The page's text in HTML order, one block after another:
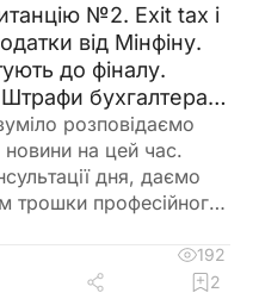
№2. Exit tax і
від Мінфіну.
до фіналу.
бухгалтерам
від 07.08.2026
розповідаємо
новини на цей час.
дня, даємо
трошки професійного
192
2